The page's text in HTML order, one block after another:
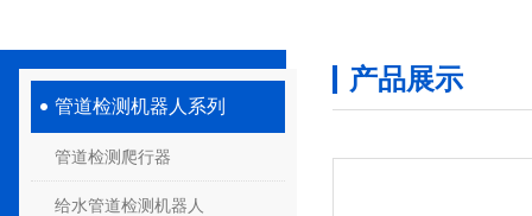
管道检测机器人系列
管道检测爬行器
给水管道检测机器人
产品展示